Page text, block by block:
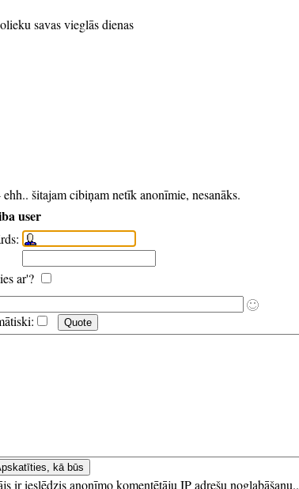
savas vieglās dienas
ehh.. šitajam cibiņam netīk anonīmie, nesanāks.
user
ar'?
ir ieslēdzis anonīmo komentētāju IP adrešu noglabāšanu..